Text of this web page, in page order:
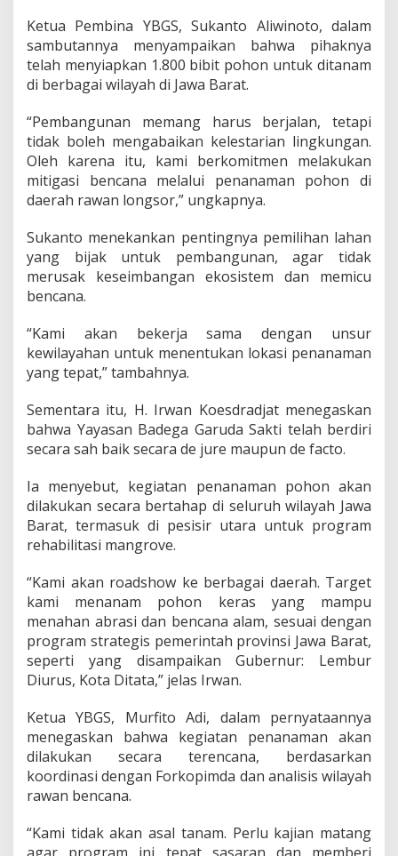
Ketua Pembina YBGS, Sukanto Aliwinoto, dalam
sambutannya menyampaikan bahwa pihaknya
telah menyiapkan 1.800 bibit pohon untuk ditanam
di berbagai wilayah di Jawa Barat.
“Pembangunan memang harus berjalan, tetapi
tidak boleh mengabaikan kelestarian lingkungan.
Oleh karena itu, kami berkomitmen melakukan
mitigasi bencana melalui penanaman pohon di
daerah rawan longsor,” ungkapnya.
Sukanto menekankan pentingnya pemilihan lahan
yang bijak untuk pembangunan, agar tidak
merusak keseimbangan ekosistem dan memicu
bencana.
“Kami akan bekerja sama dengan unsur
kewilayahan untuk menentukan lokasi penanaman
yang tepat,” tambahnya.
Sementara itu, H. Irwan Koesdradjat menegaskan
bahwa Yayasan Badega Garuda Sakti telah berdiri
secara sah baik secara de jure maupun de facto.
Ia menyebut, kegiatan penanaman pohon akan
dilakukan secara bertahap di seluruh wilayah Jawa
Barat, termasuk di pesisir utara untuk program
rehabilitasi mangrove.
“Kami akan roadshow ke berbagai daerah. Target
kami menanam pohon keras yang mampu
menahan abrasi dan bencana alam, sesuai dengan
program strategis pemerintah provinsi Jawa Barat,
seperti yang disampaikan Gubernur: Lembur
Diurus, Kota Ditata,” jelas Irwan.
Ketua YBGS, Murfito Adi, dalam pernyataannya
menegaskan bahwa kegiatan penanaman akan
dilakukan secara terencana, berdasarkan
koordinasi dengan Forkopimda dan analisis wilayah
rawan bencana.
“Kami tidak akan asal tanam. Perlu kajian matang